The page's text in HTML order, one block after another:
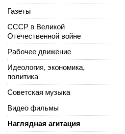
Газеты
СССР в Великой
Отечественной войне
Рабочее движение
Идеология, экономика,
политика
Советская музыка
Видео фильмы
Наглядная агитация